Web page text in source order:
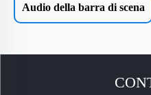
Audio della barra di scena